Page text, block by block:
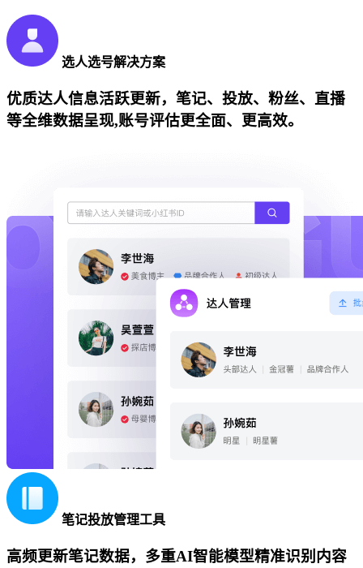
选人选号解决方案
优质达人信息活跃更新，笔记、投放、粉丝、直播
等全维数据呈现,账号评估更全面、更高效。
笔记投放管理工具
高频更新笔记数据，多重AI智能模型精准识别内容